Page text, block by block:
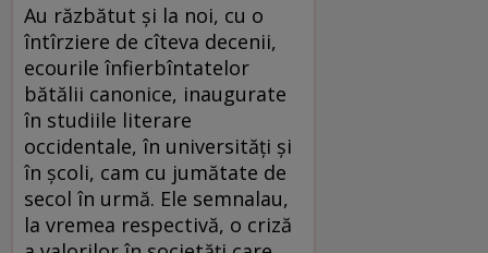
Au răzbătut şi la noi, cu o
întîrziere de cîteva decenii,
ecourile înfierbîntatelor
bătălii canonice, inaugurate
în studiile literare
occidentale, în universităţi şi
în şcoli, cam cu jumătate de
secol în urmă. Ele semnalau,
la vremea respectivă, o criză